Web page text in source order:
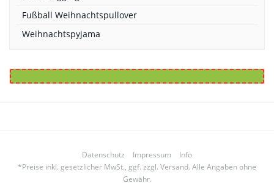
Fußball Weihnachtspullover
Weihnachtspyjama
Datenschutz Impressum
Info
*Preise inkl. gesetzlicher MwSt., ggf. zzgl. Versand. Alle Angaben ohne
Gewähr.